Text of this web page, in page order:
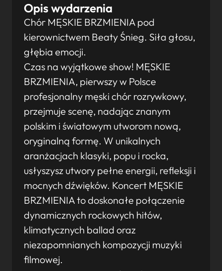
Opis wydarzenia
Chór MĘSKIE BRZMIENIA pod
kierownictwem Beaty Śnieg. Siła głosu,
głębia emocji.
Czas na wyjątkowe show! MĘSKIE
BRZMIENIA, pierwszy w Polsce
profesjonalny męski chór rozrywkowy,
przejmuje scenę, nadając znanym
polskim i światowym utworom nową,
oryginalną formę. W unikalnych
aranżacjach klasyki, popu i rocka,
usłyszysz utwory pełne energii, refleksji i
mocnych dźwięków. Koncert MĘSKIE
BRZMIENIA to doskonałe połączenie
dynamicznych rockowych hitów,
klimatycznych ballad oraz
niezapomnianych kompozycji muzyki
filmowej.